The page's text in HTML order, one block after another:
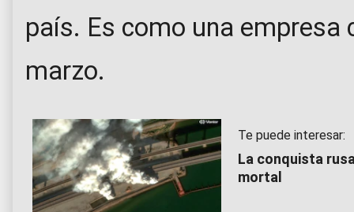
país. Es como una empresa
marzo.
Te puede interesar:
La conquista
mortal